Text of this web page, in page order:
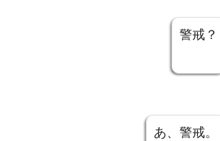
警戒？
あ、警戒。